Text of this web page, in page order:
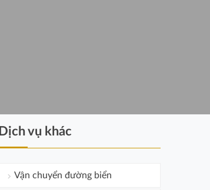
Dịch vụ khác
Vận chuyển đường biển